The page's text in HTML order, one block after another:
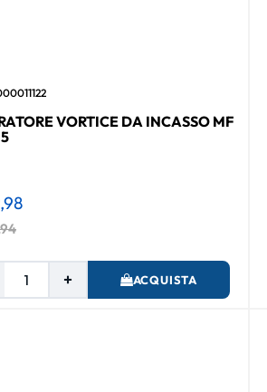
VORTICE DA INCASSO MF
Quantità ACQUISTA